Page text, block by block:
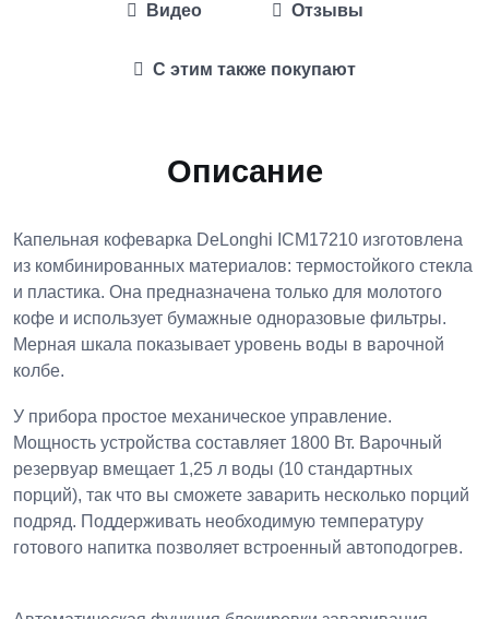
Видео Отзывы
С этим также покупают
Описание
Капельная кофеварка DeLonghi ICM17210 изготовлена
из комбинированных материалов: термостойкого стекла
и пластика. Она предназначена только для молотого
кофе и использует бумажные одноразовые фильтры.
Мерная шкала показывает уровень воды в варочной
колбе.
У прибора простое механическое управление.
Мощность устройства составляет 1800 Вт. Варочный
резервуар вмещает 1,25 л воды (10 стандартных
порций), так что вы сможете заварить несколько порций
подряд. Поддерживать необходимую температуру
готового напитка позволяет встроенный автоподогрев.